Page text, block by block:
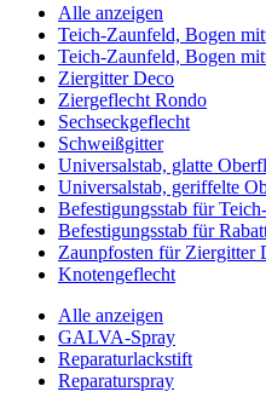
Alle anzeigen
Teich-Zaunfeld, Bogen
Teich-Zaunfeld, Bogen
Ziergitter Deco
Ziergeflecht Rondo
Sechseckgeflecht
Schweißgitter
Universalstab, glatte
Universalstab, geriffelte
Befestigungsstab für
Befestigungsstab für
Zaunpfosten für Ziergitter
Knotengeflecht
Alle anzeigen
GALVA-Spray
Reparaturlackstift
Reparaturspray